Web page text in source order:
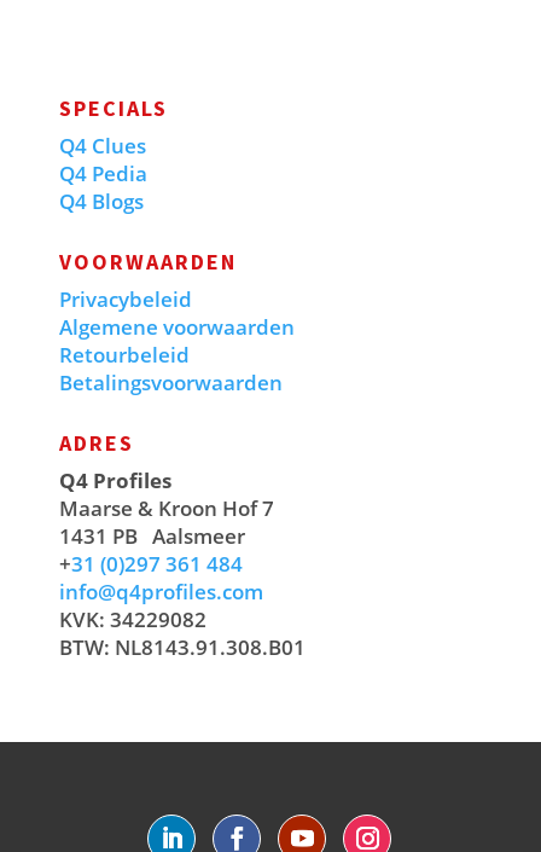
SPECIALS
Q4 Clues
Q4 Pedia
Q4 Blogs
VOORWAARDEN
Privacybeleid
Algemene voorwaarden
Retourbeleid
Betalingsvoorwaarden
ADRES
Q4 Profiles
Maarse & Kroon Hof 7
1431 PB Aalsmeer
+31 (0)297 361 484
info@q4profiles.com
KVK: 34229082
BTW: NL8143.91.308.B01